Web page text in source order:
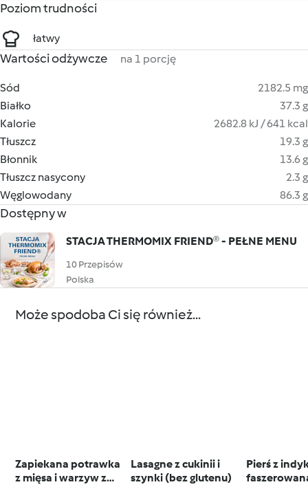
Poziom trudności
łatwy
Wartości odżywcze na 1 porcję
Sód
2182.5 mg
Białko
37.3 g
Kalorie
2682.8 kJ / 641 kcal
Tłuszcz
19.3 g
Błonnik
13.6 g
Tłuszcz nasycony
2.3 g
Węglowodany
86.3 g
Dostępny w
STACJA THERMOMIX FRIEND® - PEŁNE MENU
10 Przepisów
Polska
Może spodoba Ci się również...
Zapiekana potrawka
z mięsa i warzyw z
Lasagne z cukinii i
szynki (bez glutenu)
Pierś z